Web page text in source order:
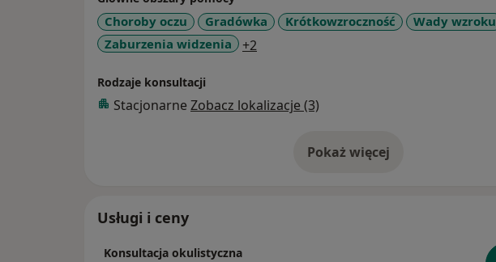
Choroby oczu Gradówka Krótkowzroczność
Wady wzroku
Zaburzenia widzenia
+2
Rodzaje konsultacji
Stacjonarne Zobacz lokalizacje (3)
Pokaż więcejo doświadczeniu
Usługi i ceny
Konsultacja okulistyczna